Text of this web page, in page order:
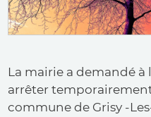
La mairie a demandé à
arrêter
commune de Grisy -